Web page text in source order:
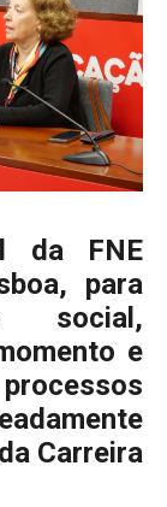
da FNE
para
social,
e
Carreira